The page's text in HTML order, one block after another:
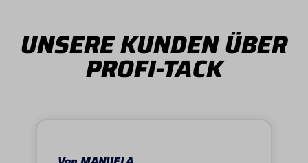
UNSERE KUNDEN ÜBER
PROFI-TACK